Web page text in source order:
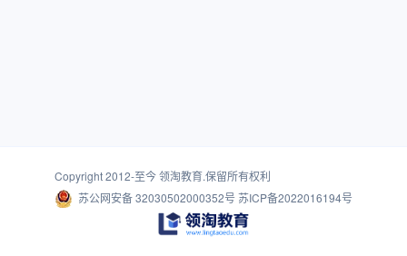
Copyright 2012-至今领淘教育.保留所有权利
苏公网安备 32030502000352号 苏ICP备2022016194号